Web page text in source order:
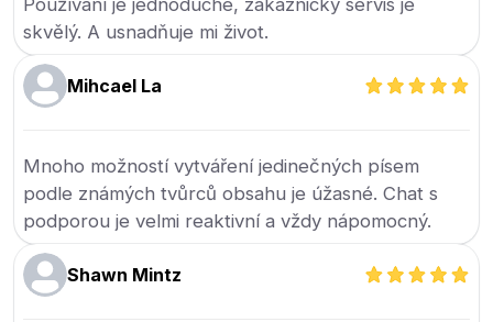
Používání je jednoduché, zákaznický servis je
skvělý. A usnadňuje mi život.
Mihcael La
Mnoho možností vytváření jedinečných písem
podle známých tvůrců obsahu je úžasné. Chat s
podporou je velmi reaktivní a vždy nápomocný.
Shawn Mintz